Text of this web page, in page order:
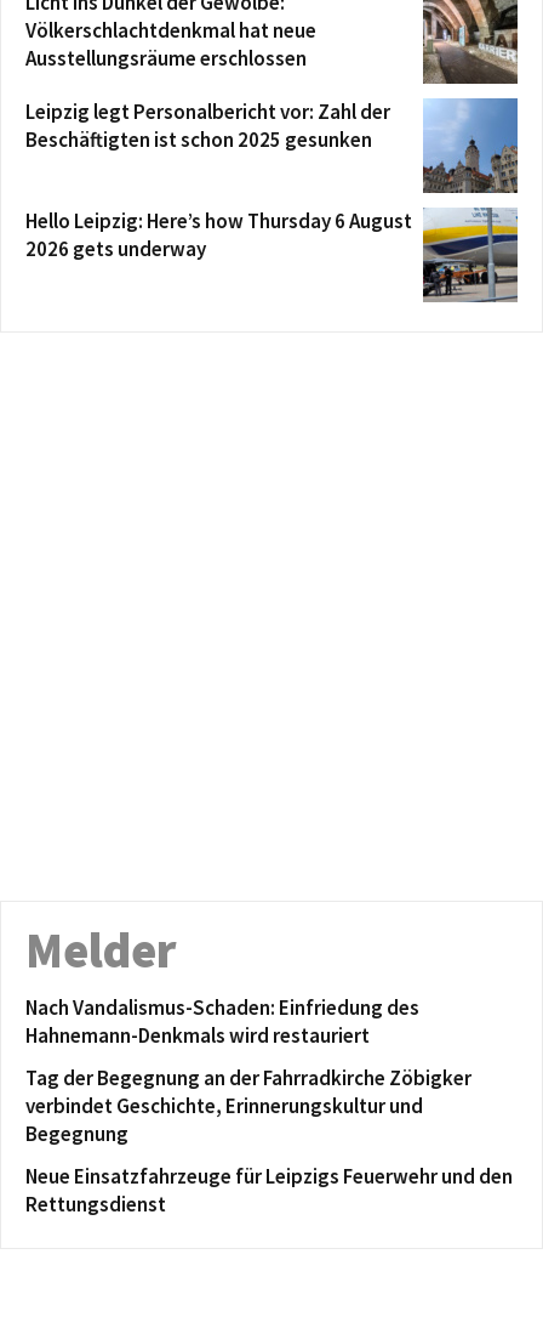
Völkerschlachtdenkmal hat neue
Ausstellungsräume erschlossen
Leipzig legt Personalbericht vor: Zahl der
Beschäftigten ist schon 2025 gesunken
Hello Leipzig: Here’s how Thursday 6 August
2026 gets underway
Melder
Nach Vandalismus-Schaden: Einfriedung des
Hahnemann-Denkmals wird restauriert
Tag der Begegnung an der Fahrradkirche Zöbigker
verbindet Geschichte, Erinnerungskultur und
Begegnung
Neue Einsatzfahrzeuge für Leipzigs Feuerwehr und den
Rettungsdienst